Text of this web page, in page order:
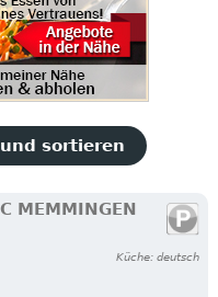
sortieren
MEMMINGEN
Küche: deutsch